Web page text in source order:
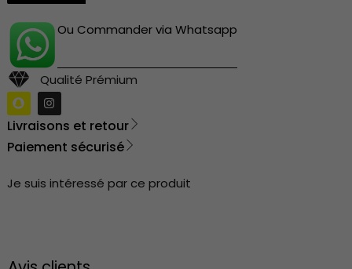
Ou Commander via Whatsapp
Qualité Prémium
Livraisons et retour
Paiement sécurisé
Je suis intéressé par ce produit